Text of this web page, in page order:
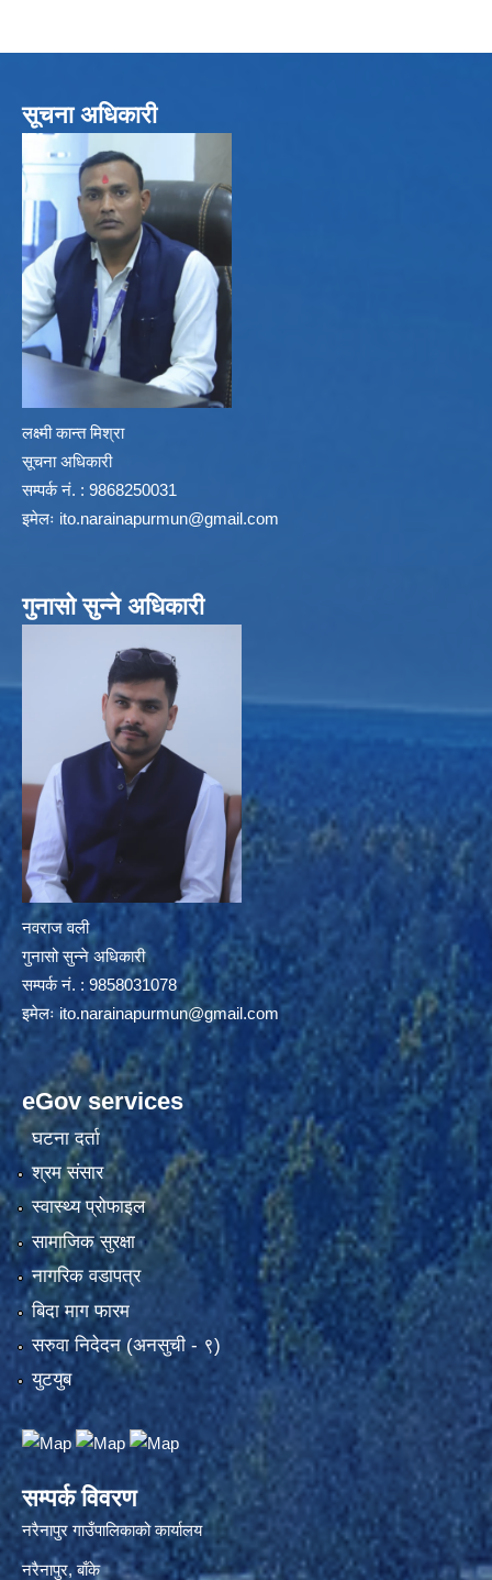
सूचना अधिकारी
लक्ष्मी कान्त मिश्रा
सूचना अधिकारी
सम्पर्क नं. : 9868250031
इमेलः ito.narainapurmun@gmail.com
गुनासो सुन्ने अधिकारी
नवराज वली
गुनासो सुन्ने अधिकारी
सम्पर्क नं. : 9858031078
इमेलःito.narainapurmun@gmail.com
eGov services
घटना दर्ता
श्रम संसार
स्वास्थ्य प्रोफाइल
सामाजिक सुरक्षा
नागरिक वडापत्र
बिदा माग फारम
सरुवा निदेदन (अनसुची - ९)
युटयुब
सम्पर्क विवरण
नरैनापुर गाउँपालिकाको कार्यालय
नरैनापुर, बाँके